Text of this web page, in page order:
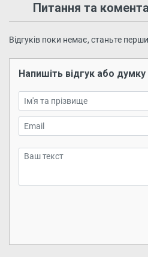
Питання та
Відгуків поки немає, станьте
Напишіть відгук або думку